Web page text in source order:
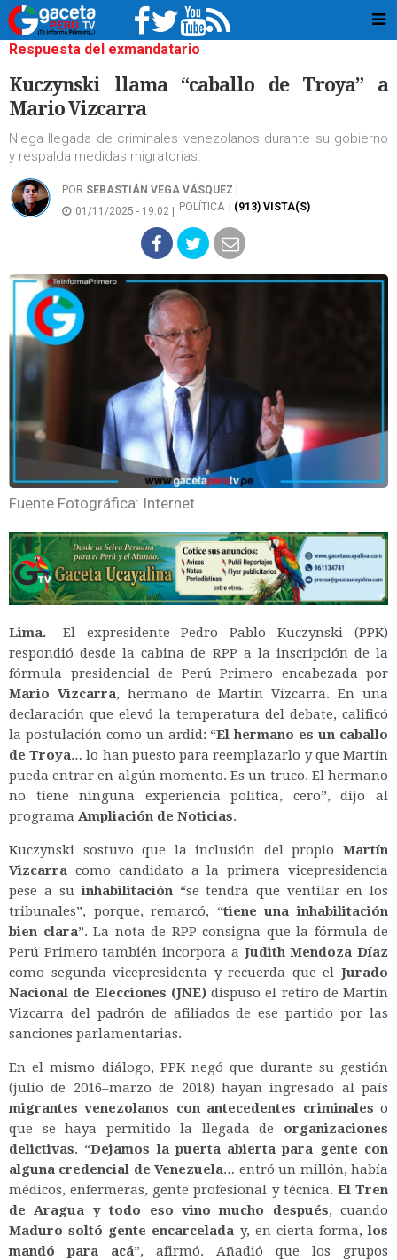
Respuesta del exmandatario
Kuczynski llama “caballo de Troya” a
Mario Vizcarra
Niega llegada de criminales venezolanos durante su gobierno
y respalda medidas migratorias.
POR SEBASTIÁN VEGA VÁSQUEZ
01/11/2025 - 19:02 |
POLÍTICA | (913) VISTA(S)
Fuente Fotográfica: Internet
Lima.- El expresidente Pedro Pablo Kuczynski (PPK)
respondió desde la cabina de RPP a la inscripción de la
fórmula presidencial de Perú Primero encabezada por
Mario Vizcarra, hermano de Martín Vizcarra. En una
declaración que elevó la temperatura del debate, calificó
la postulación como un ardid: “El hermano es un caballo
de Troya… lo han puesto para reemplazarlo y que Martín
pueda entrar en algún momento. Es un truco. El hermano
no tiene ninguna experiencia política, cero”, dijo al
programa Ampliación de Noticias.
Kuczynski sostuvo que la inclusión del propio Martín
Vizcarra como candidato a la primera vicepresidencia
pese a suinhabilitación“se tendrá que ventilar en los
tribunales”, porque, remarcó, “tiene una inhabilitación
bien clara”. La nota de RPP consigna que la fórmula de
Perú Primero también incorpora a Judith Mendoza Díaz
como segunda vicepresidenta y recuerda que el Jurado
Nacional de Elecciones (JNE)dispuso el retiro de Martín
Vizcarra del padrón de afiliados de ese partido por las
sanciones parlamentarias.
En el mismo diálogo, PPK negó que durante su gestión
(julio de 2016–marzo de 2018) hayan ingresado al país
migrantes venezolanos con antecedentes criminales o
que se haya permitido la llegada de organizaciones
delictivas. “Dejamos la puerta abierta para gente con
alguna credencial de Venezuela… entró un millón, había
médicos, enfermeras, gente profesional y técnica. El Tren
de Aragua y todo eso vino mucho después, cuando
Maduro soltó gente encarcelada y, en cierta forma,los
mandó para acá”, afirmó. Añadió que los grupos